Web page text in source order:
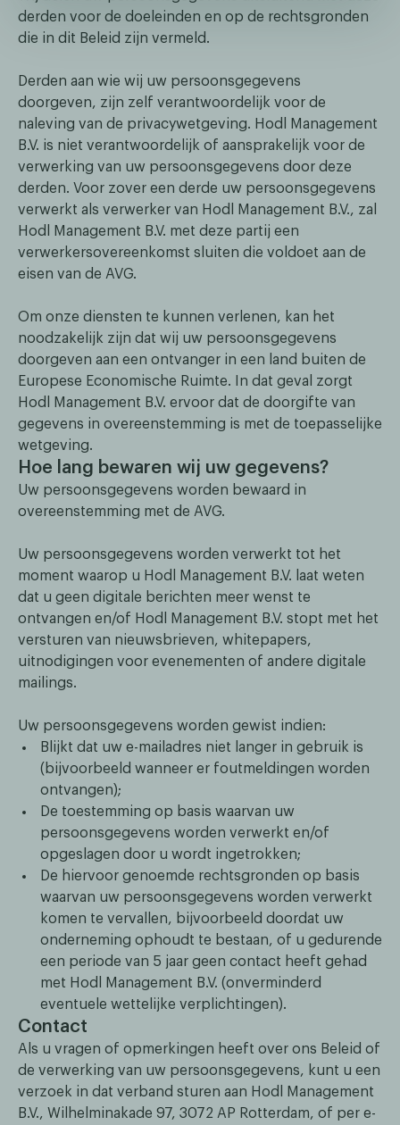
derden voor de doeleinden en op de rechtsgronden
die in dit Beleid zijn vermeld.
Derden aan wie wij uw persoonsgegevens
doorgeven, zijn zelf verantwoordelijk voor de
naleving van de privacywetgeving. Hodl Management
B.V. is niet verantwoordelijk of aansprakelijk voor de
verwerking van uw persoonsgegevens door deze
derden. Voor zover een derde uw persoonsgegevens
verwerkt als verwerker van Hodl Management B.V., zal
Hodl Management B.V. met deze partij een
verwerkersovereenkomst sluiten die voldoet aan de
eisen van de AVG.
Om onze diensten te kunnen verlenen, kan het
noodzakelijk zijn dat wij uw persoonsgegevens
doorgeven aan een ontvanger in een land buiten de
Europese Economische Ruimte. In dat geval zorgt
Hodl Management B.V. ervoor dat de doorgifte van
gegevens in overeenstemming is met de toepasselijke
wetgeving.
Hoe lang bewaren wij uw gegevens?
Uw persoonsgegevens worden bewaard in
overeenstemming met de AVG.
Uw persoonsgegevens worden verwerkt tot het
moment waarop u Hodl Management B.V. laat weten
dat u geen digitale berichten meer wenst te
ontvangen en/of Hodl Management B.V. stopt met het
versturen van nieuwsbrieven, whitepapers,
uitnodigingen voor evenementen of andere digitale
mailings.
Uw persoonsgegevens worden gewist indien:
Blijkt dat uw e-mailadres niet langer in gebruik is
(bijvoorbeeld wanneer er foutmeldingen worden
ontvangen);
De toestemming op basis waarvan uw
persoonsgegevens worden verwerkt en/of
opgeslagen door u wordt ingetrokken;
De hiervoor genoemde rechtsgronden op basis
waarvan uw persoonsgegevens worden verwerkt
komen te vervallen, bijvoorbeeld doordat uw
onderneming ophoudt te bestaan, of u gedurende
een periode van 5 jaar geen contact heeft gehad
met Hodl Management B.V. (onverminderd
eventuele wettelijke verplichtingen).
Contact
Als u vragen of opmerkingen heeft over ons Beleid of
de verwerking van uw persoonsgegevens, kunt u een
verzoek in dat verband sturen aan Hodl Management
B.V., Wilhelminakade 97, 3072 AP Rotterdam, of per e-